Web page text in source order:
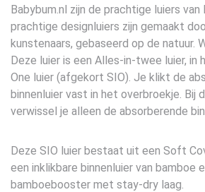
Babybum.nl zijn de prachtige luiers van
prachtige designluiers zijn gemaakt
kunstenaars, gebaseerd op de natuur.
Deze luier is een Alles-in-twee luier, in
One luier (afgekort SIO). Je klikt de
binnenluier vast in het overbroekje. Bij
verwissel je alleen de absorberende
Deze SIO luier bestaat uit een Soft
een inklikbare binnenluier van bamboe
bamboebooster met stay-dry laag.